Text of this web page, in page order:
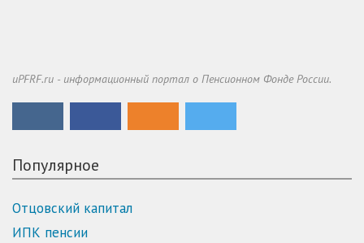
uPFRF.ru - информационный портал о Пенсионном Фонде России.
Популярное
Отцовский капитал
ИПК пенсии